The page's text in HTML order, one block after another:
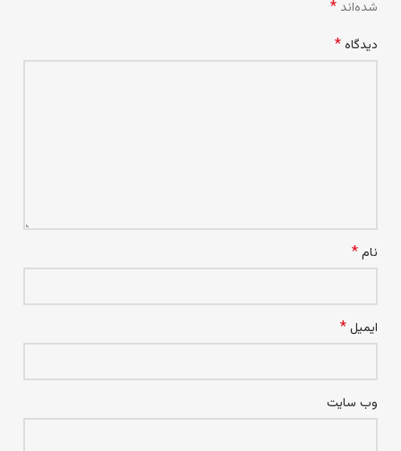
شده‌اند *
دیدگاه *
نام*
ایمیل*
وب‌ سایت